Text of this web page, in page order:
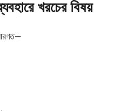
খরচের বিষয়